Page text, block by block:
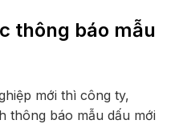
thông báo mẫu
mới thì công ty,
thông báo mẫu dấu mới